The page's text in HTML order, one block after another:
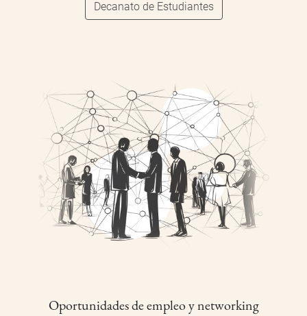
Decanato de Estudiantes
Oportunidades de empleo y networking